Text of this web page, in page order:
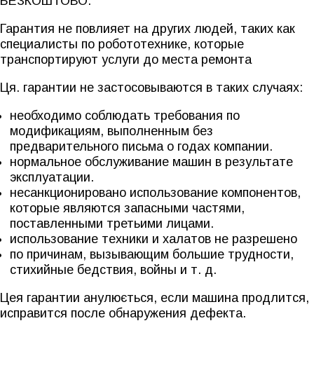
Гарантия не повлияет на других людей, таких как
специалисты по робототехнике, которые
транспортируют услуги до места ремонта
Ця. гарантии не застосовываются в таких случаях:
необходимо соблюдать требования по
модификациям, выполненным без
предварительного письма о годах компании.
нормальное обслуживание машин в результате
эксплуатации.
несанкционировано использование компонентов,
которые являются запасными частями,
поставленными третьими лицами.
использование техники и халатов не разрешено
по причинам, вызывающим большие трудности,
стихийные бедствия, войны и т. д.
Цея гарантии анулюється, если машина продлится,
исправится после обнаружения дефекта.